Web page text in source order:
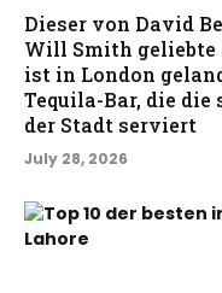
Dieser von David
Will Smith geliebte
ist in London
Tequila-Bar, die
der Stadt serviert
July 28, 2026